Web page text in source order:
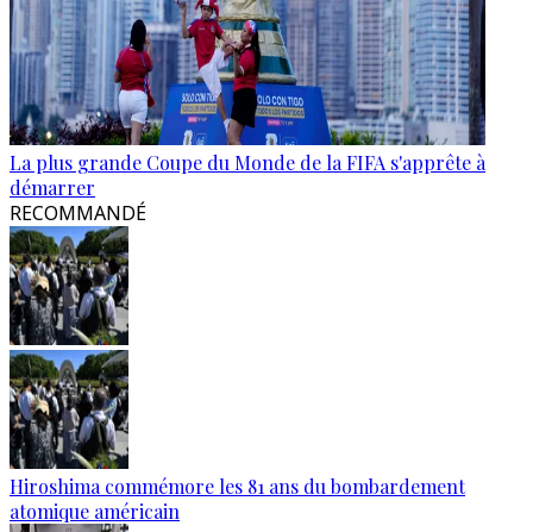
La plus grande Coupe du Monde de la FIFA s'apprête à
démarrer
RECOMMANDÉ
Hiroshima commémore les 81 ans du bombardement
atomique américain